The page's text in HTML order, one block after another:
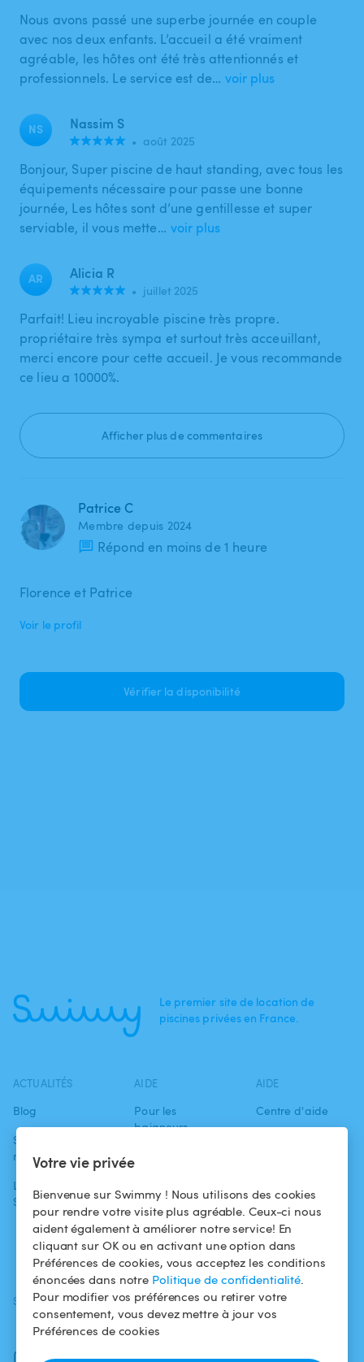
Votre vie privée
Bienvenue sur Swimmy ! Nous utilisons des cookies
pour rendre votre visite plus agréable. Ceux-ci nous
aident également à améliorer notre service! En
cliquant sur OK ou en activant une option dans
Préférences de cookies, vous acceptez les conditions
énoncées dans notre Politique de confidentialité.
Pour modifier vos préférences ou retirer votre
consentement, vous devez mettre à jour vos
Préférences de cookies
Nous avons passé une superbe journée en couple
avec nos deux enfants. L’accueil a été vraiment
agréable, les hôtes ont été très attentionnés et
professionnels. Le service est de… voir plus
NS Nassim S
• août 2025
Bonjour, Super piscine de haut standing, avec tous les
équipements nécessaire pour passe une bonne
journée, Les hôtes sont d’une gentillesse et super
serviable, il vous mette… voir plus
AR Alicia R
• juillet 2025
Parfait! Lieu incroyable piscine très propre.
propriétaire très sympa et surtout très acceuillant,
merci encore pour cette accueil. Je vous recommande
ce lieu a 10000%.
Afficher plus de commentaires
Patrice C
Membre depuis 2024
Répond en moins de 1 heure
Florence et Patrice
Voir le profil
Vérifier la disponibilité
Le premier site de location de
piscines privées en France.
ACTUALITÉS
Blog
Swimmy dans les
médias
L'aventure
Swimmy
AIDE
Pour les
baigneurs
Louer ma piscine
Comment ça
marche ?
AIDE
Centre d'aide
confidentialité
Mentions légales
SUIVEZ-NOUS
Facebook
Instagram
TÉLÉCHARGEZ L'APP